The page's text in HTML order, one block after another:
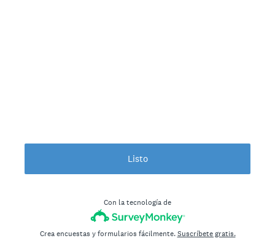
Listo
Con la tecnología de
Crea encuestas y formularios fácilmente.Suscríbete gratis.